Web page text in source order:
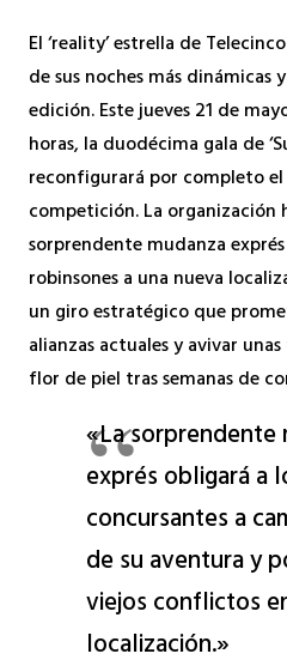
El ‘reality’ estrella de
de sus noches más
edición. Este jueves 21 de
horas, la duodécima gala de
reconfigurará por completo el
competición. La organización
sorprendente mudanza
robinsones a una nueva
un giro estratégico que
alianzas actuales y avivar
flor de piel tras semanas de
«La sorprendente
exprés obligará a
concursantes a
de su aventura y
viejos conflictos
localización.»